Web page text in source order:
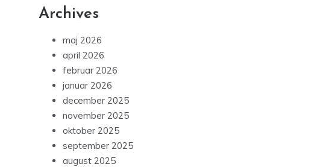
Archives
maj 2026
april 2026
februar 2026
januar 2026
december 2025
november 2025
oktober 2025
september 2025
august 2025